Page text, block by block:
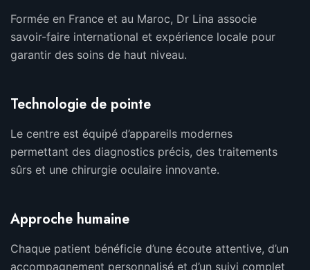
Formée en France et au Maroc, Dr Lina associe
savoir-faire international et expérience locale pour
garantir des soins de haut niveau.
Technologie de pointe
Le centre est équipé d’appareils modernes
permettant des diagnostics précis, des traitements
sûrs et une chirurgie oculaire innovante.
Approche humaine
Chaque patient bénéficie d’une écoute attentive, d’un
accompagnement personnalisé et d’un suivi complet